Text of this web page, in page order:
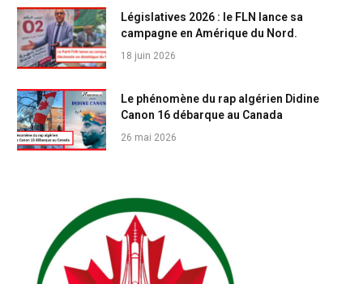
Législatives 2026 : le FLN lance sa
campagne en Amérique du Nord.
18 juin 2026
Le phénomène du rap algérien Didine
Canon 16 débarque au Canada
26 mai 2026